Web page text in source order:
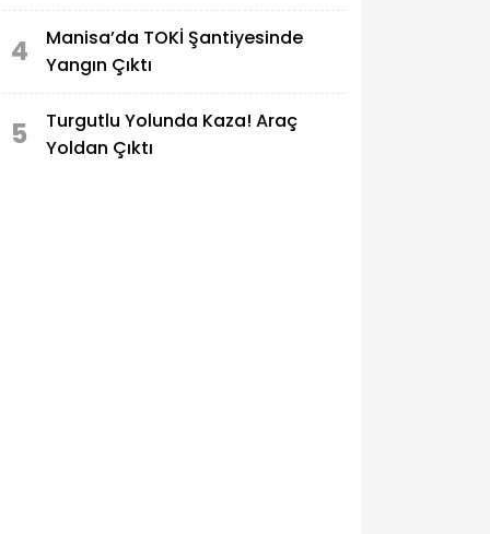
4
Manisa’da TOKİ Şantiyesinde
Yangın Çıktı
5
Turgutlu Yolunda Kaza! Araç
Yoldan Çıktı